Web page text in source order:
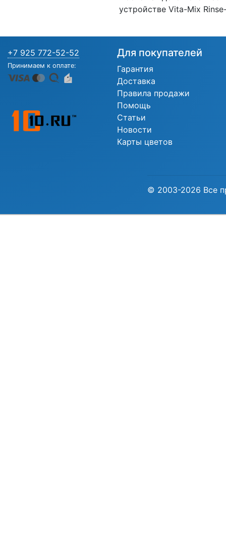
устройстве Vita-Mix
+7 925 772-52-52
Принимаем к оплате:
Для покупателей
Гарантия
Доставка
Правила продажи
Помощь
Статьи
Новости
Карты цветов
© 2003-2026 Все